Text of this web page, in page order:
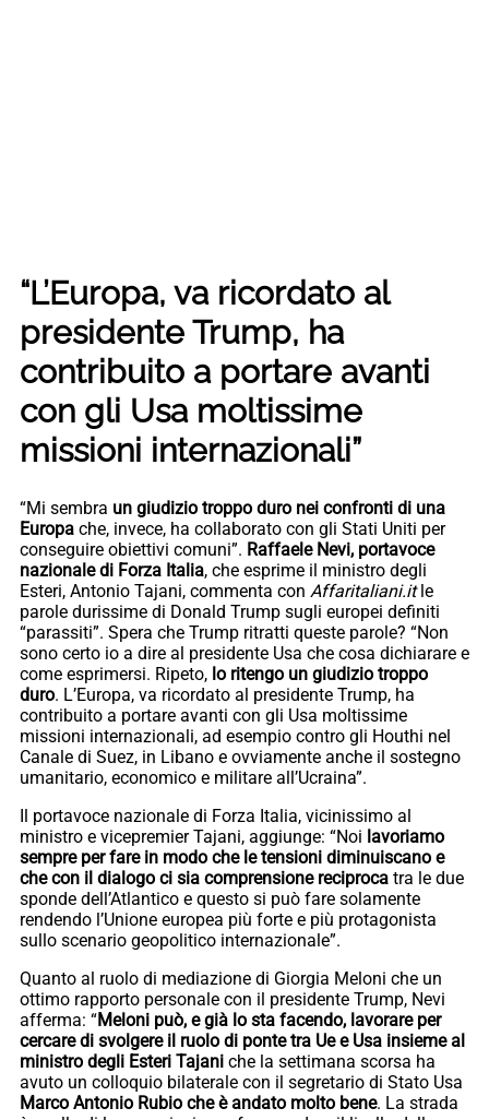
“L’Europa, va ricordato al
presidente Trump, ha
contribuito a portare avanti
con gli Usa moltissime
missioni internazionali”
“Mi sembra un giudizio troppo duro nei confronti di una
Europa che, invece, ha collaborato con gli Stati Uniti per
conseguire obiettivi comuni”. Raffaele Nevi, portavoce
nazionale di Forza Italia, che esprime il ministro degli
Esteri, Antonio Tajani, commenta con Affaritaliani.itle
parole durissime di Donald Trump sugli europei definiti
“parassiti”. Spera che Trump ritratti queste parole? “Non
sono certo io a dire al presidente Usa che cosa dichiarare e
come esprimersi. Ripeto, lo ritengo un giudizio troppo
duro. L’Europa, va ricordato al presidente Trump, ha
contribuito a portare avanti con gli Usa moltissime
missioni internazionali, ad esempio contro gli Houthi nel
Canale di Suez, in Libano e ovviamente anche il sostegno
umanitario, economico e militare all’Ucraina”.
Il portavoce nazionale di Forza Italia, vicinissimo al
ministro e vicepremier Tajani, aggiunge: “Noi lavoriamo
sempre per fare in modo che le tensioni diminuiscano e
che con il dialogo ci sia comprensione reciproca tra le due
sponde dell’Atlantico e questo si può fare solamente
rendendo l’Unione europea più forte e più protagonista
sullo scenario geopolitico internazionale”.
Quanto al ruolo di mediazione di Giorgia Meloni che un
ottimo rapporto personale con il presidente Trump, Nevi
afferma: “Meloni può, e già lo sta facendo, lavorare per
cercare di svolgere il ruolo di ponte tra Ue e Usa insieme al
ministro degli Esteri Tajani che la settimana scorsa ha
avuto un colloquio bilaterale con il segretario di Stato Usa
Marco Antonio Rubio che è andato molto bene. La strada